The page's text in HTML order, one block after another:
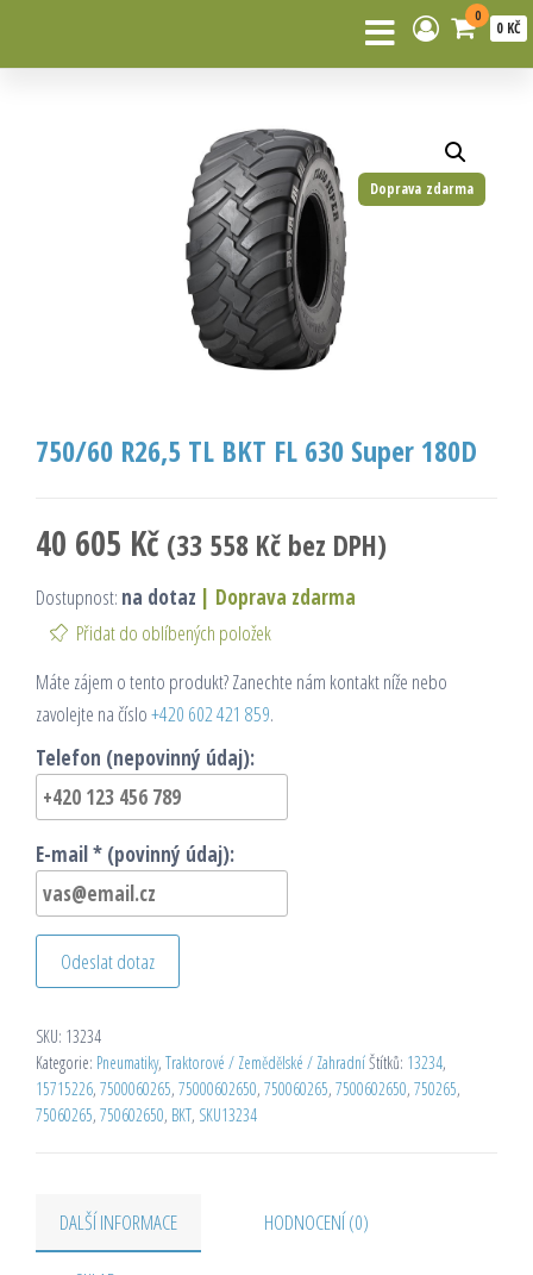
0
0 KČ
Doprava zdarma
750/60 R26,5 TL BKT FL 630 Super 180D
40 605 Kč (33 558 Kč bez DPH)
Dostupnost: na dotaz | Doprava zdarma
Přidat do oblíbených položek
Máte zájem o tento produkt? Zanechte nám kontakt níže nebo
zavolejte na číslo+420 602 421 859.
Telefon (nepovinný údaj):
E-mail * (povinný údaj):
Odeslat dotaz
SKU: 13234
Kategorie: Pneumatiky, Traktorové / Zemědělské / ZahradníŠtítků: 13234,
15715226, 7500060265, 75000602650, 750060265, 7500602650, 750265,
75060265, 750602650, BKT, SKU13234
DALŠÍ INFORMACE HODNOCENÍ (0)